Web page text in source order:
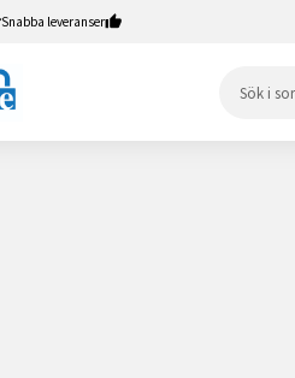
Snabba leveranser